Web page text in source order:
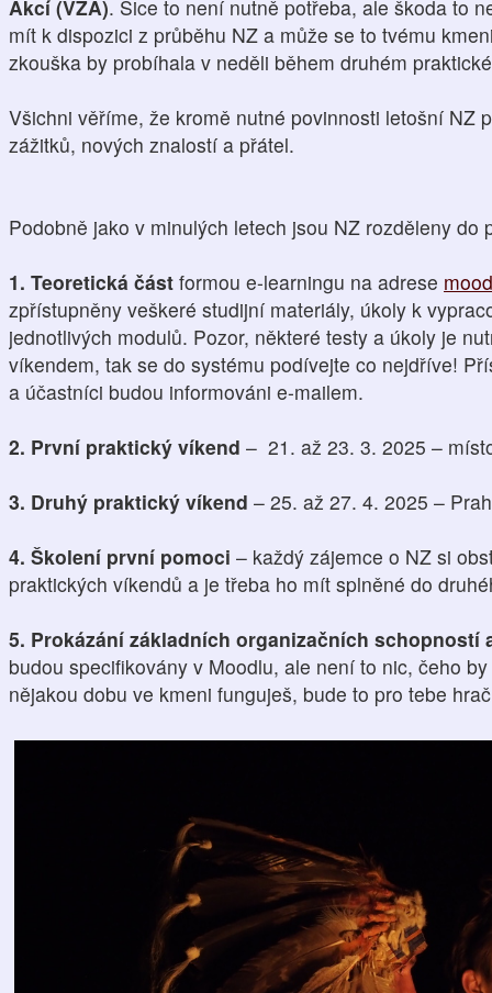
Akcí (VZA). Sice to není nutně potřeba, ale škoda to
mít k dispozici z průběhu NZ a může se to tvému
zkouška by probíhala v neděli během druhém
Všichni věříme, že kromě nutné povinnosti letošní NZ
zážitků, nových znalostí a přátel.
Podobně jako v minulých letech jsou NZ rozděleny do
1. Teoretická část formou e-learningu na adrese
zpřístupněny veškeré studijní materiály, úkoly k
jednotlivých modulů. Pozor, některé testy a úkoly je
víkendem, tak se do systému podívejte co nejdříve!
a účastníci budou informováni e-mailem.
2. První praktický víkend – 21. až 23. 3. 2025 –
3. Druhý praktický víkend – 25. až 27. 4. 2025 –
4. Školení první pomoci – každý zájemce o NZ si
praktických víkendů a je třeba ho mít splněné do
5. Prokázání základních organizačních schopností
budou specifikovány v Moodlu, ale není to nic, čeho
nějakou dobu ve kmeni funguješ, bude to pro tebe